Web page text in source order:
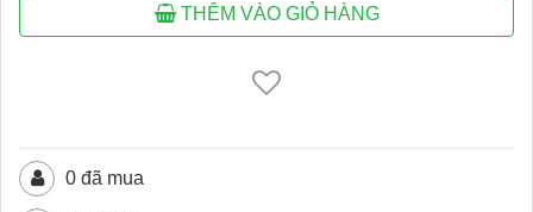
THÊM VÀO GIỎ HÀNG
0 đã mua